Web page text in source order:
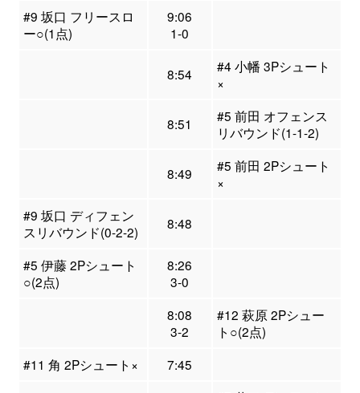
#9 坂口 フリースロ
ー○(1点)
9:06
1-0
8:54
#4 小幡 3Pシュート
×
8:51
#5 前田 オフェンス
リバウンド(1-1-2)
8:49
#5 前田 2Pシュート
×
#9 坂口 ディフェン
スリバウンド(0-2-2)
8:48
#5 伊藤 2Pシュート
○(2点)
8:26
3-0
8:08
3-2
#12 萩原 2Pシュー
ト○(2点)
#11 角 2Pシュート×
7:45